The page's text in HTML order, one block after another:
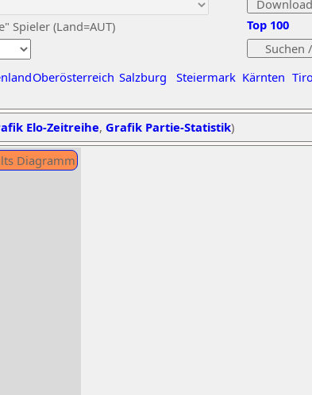
Spieler (Land=AUT)
Oberösterreich Salzburg Steiermark Kärnten
Top 100
Elo-Zeitreihe, Grafik Partie-Statistik)